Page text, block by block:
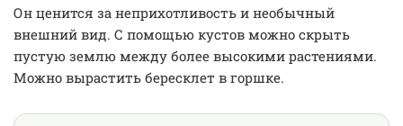
Он ценится за неприхотливость и необычный
внешний вид. С помощью кустов можно скрыть
пустую землю между более высокими растениями.
Можно вырастить бересклет в горшке.